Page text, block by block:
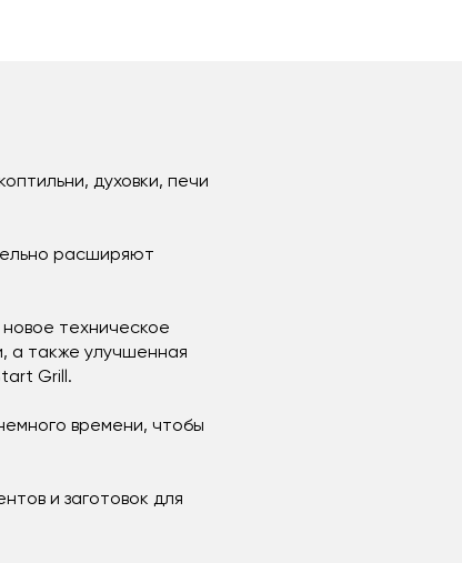
духовки, печи
расширяют
техническое
а также улучшенная
Grill.
времени, чтобы
и заготовок для